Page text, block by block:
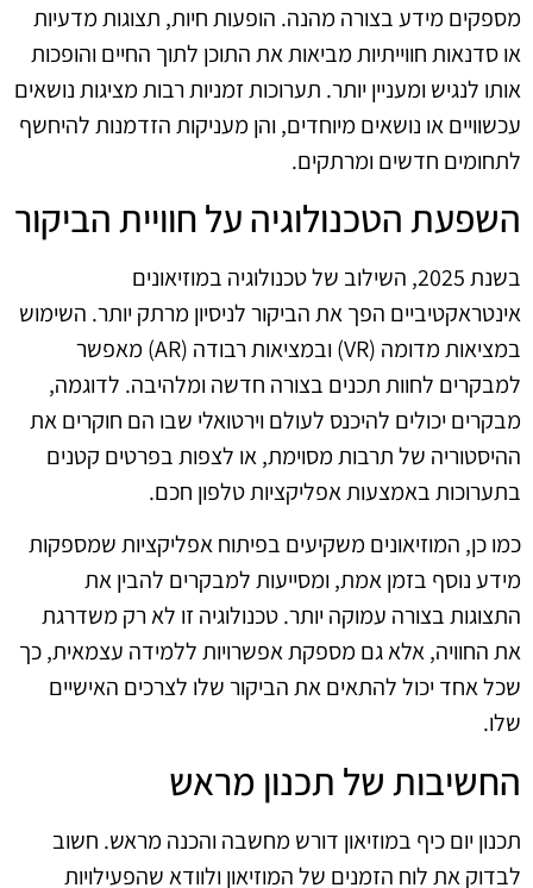
מספקים מידע בצורה מהנה. הופעות חיות, תצוגות מדעיות
או סדנאות חווייתיות מביאות את התוכן לתוך החיים והופכות
אותו לנגיש ומעניין יותר. תערוכות זמניות רבות מציגות נושאים
עכשוויים או נושאים מיוחדים, והן מעניקות הזדמנות להיחשף
לתחומים חדשים ומרתקים.
השפעת הטכנולוגיה על חוויית הביקור
בשנת 2025, השילוב של טכנולוגיה במוזיאונים
אינטראקטיביים הפך את הביקור לניסיון מרתק יותר. השימוש
במציאות מדומה (VR) ובמציאות רבודה (AR) מאפשר
למבקרים לחוות תכנים בצורה חדשה ומלהיבה. לדוגמה,
מבקרים יכולים להיכנס לעולם וירטואלי שבו הם חוקרים את
ההיסטוריה של תרבות מסוימת, או לצפות בפרטים קטנים
בתערוכות באמצעות אפליקציות טלפון חכם.
כמו כן, המוזיאונים משקיעים בפיתוח אפליקציות שמספקות
מידע נוסף בזמן אמת, ומסייעות למבקרים להבין את
התצוגות בצורה עמוקה יותר. טכנולוגיה זו לא רק משדרגת
את החוויה, אלא גם מספקת אפשרויות ללמידה עצמאית, כך
שכל אחד יכול להתאים את הביקור שלו לצרכים האישיים
שלו.
החשיבות של תכנון מראש
תכנון יום כיף במוזיאון דורש מחשבה והכנה מראש. חשוב
לבדוק את לוח הזמנים של המוזיאון ולוודא שהפעילויות